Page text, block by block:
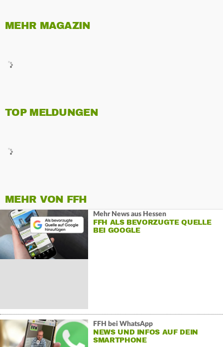
MEHR MAGAZIN
TOP MELDUNGEN
MEHR VON FFH
Mehr News aus Hessen
FFH ALS BEVORZUGTE QUELLE
BEI GOOGLE
FFH bei WhatsApp
NEWS UND INFOS AUF DEIN
SMARTPHONE